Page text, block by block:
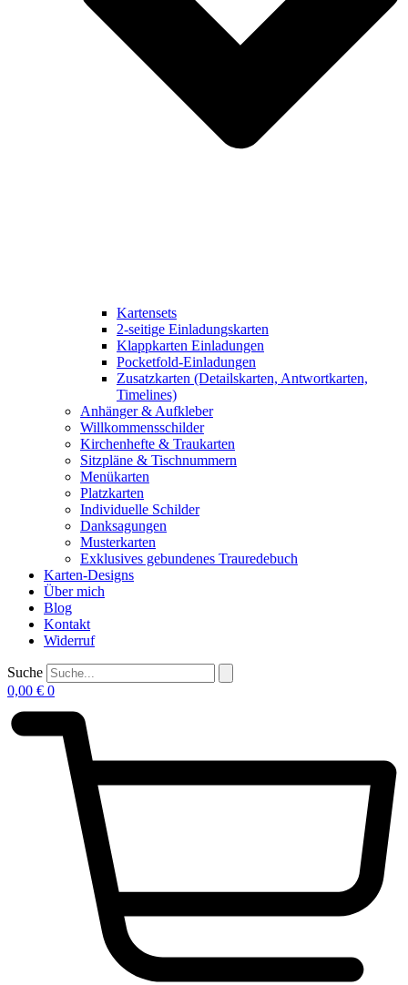
Kartensets
2-seitige Einladungskarten
Klappkarten Einladungen
Pocketfold-Einladungen
Zusatzkarten (Detailskarten, Antwortkarten,
Timelines)
Anhänger & Aufkleber
Willkommensschilder
Kirchenhefte & Traukarten
Sitzpläne & Tischnummern
Menükarten
Platzkarten
Individuelle Schilder
Danksagungen
Musterkarten
Exklusives gebundenes Trauredebuch
Karten-Designs
Über mich
Blog
Kontakt
Widerruf
Suche
0,00 € 0